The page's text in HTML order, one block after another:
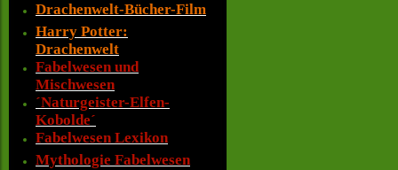
Drachenwelt-Bücher-Film
Harry Potter:
Drachenwelt
Fabelwesen und
Mischwesen
´Naturgeister-Elfen-
Kobolde´
Fabelwesen Lexikon
Mythologie Fabelwesen